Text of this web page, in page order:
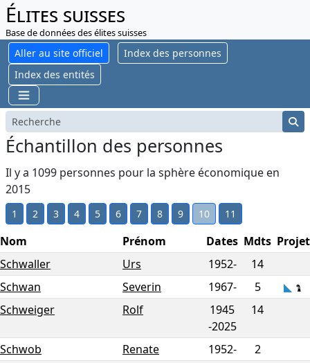
Élites suisses
Base de données des élites suisses
Aller au site officiel
Index des personnes
Index des entités
Échantillon des personnes
Il y a 1099 personnes pour la sphère économique en
2015
1 2 3 4 5 6 7 8 9 10 11
Nom Prénom Dates Mdts Projet
Schwaller
Urs 1952-
14
Schwan
Severin 1967-
5
Schweiger
Rolf
1945
-2025
14
Schwob Renate 1952-
2